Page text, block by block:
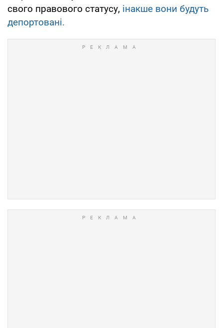
свого правового статусу, інакше вони будуть
депортовані.